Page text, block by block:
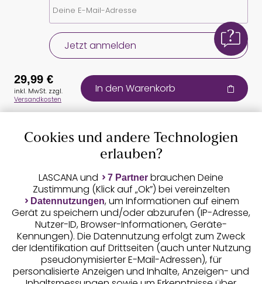
Jetzt anmelden
Auszeichnungen
Geprüfte Sicherheit
29,99 €
inkl. MwSt. zzgl.
Versandkosten
In den Warenkorb
Cookies und andere Technologien
erlauben?
LASCANA und 7 Partner brauchen Deine
Zustimmung (Klick auf „Ok”) bei vereinzelten
Datennutzungen, um Informationen auf einem
Gerät zu speichern und/oder abzurufen (IP-Adresse,
Nutzer-ID, Browser-Informationen, Geräte-
Kennungen). Die Datennutzung erfolgt zum Zweck
der Identifikation auf Drittseiten (auch unter Nutzung
pseudonymisierter E-Mail-Adressen), für
personalisierte Anzeigen und Inhalte, Anzeigen- und